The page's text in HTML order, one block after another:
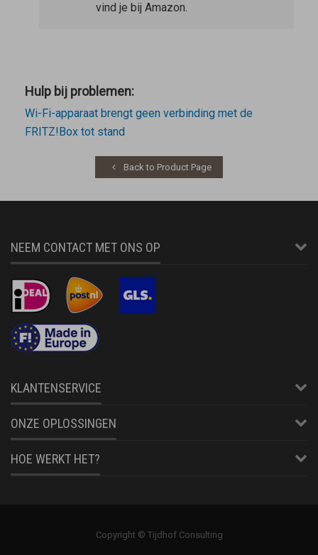
vind je bij Amazon.
Hulp bij problemen:
Wi-Fi-apparaat brengt geen verbinding met de
FRITZ!Box tot stand
Back to Product Page
NEEM CONTACT MET ONS OP
KLANTENSERVICE
ONZE OPLOSSINGEN
HOE WERKT HET?
Copyright © Tijdhof Consulting